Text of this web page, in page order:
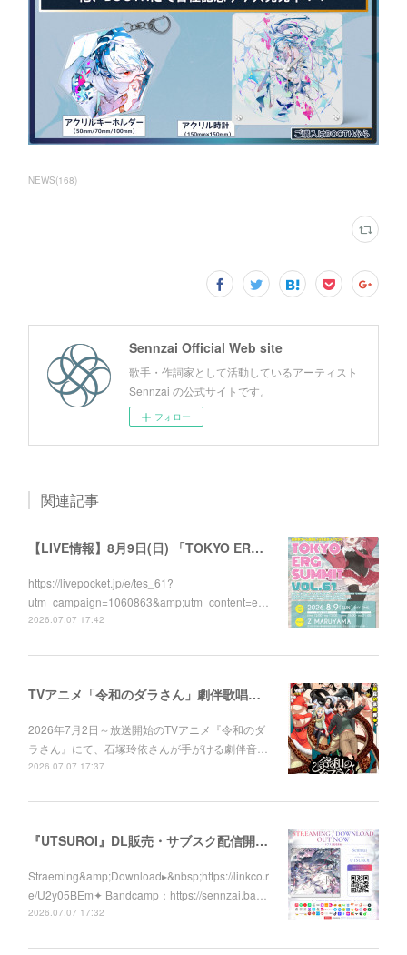
NEWS(168)
Sennzai Official Web site
歌手・作詞家として活動しているアーティスト
Sennzai の公式サイトです。
フォロー
関連記事
【LIVE情報】8月9日(日) 「TOKYO ERG SUMMIT VOL.61」に出演します！
https://livepocket.jp/e/tes_61?
utm_campaign=1060863&amp;utm_content=e…
2026.07.07 17:42
TVアニメ「令和のダラさん」劇伴歌唱しました！
2026年7月2日～放送開始のTVアニメ『令和のダ
ラさん』にて、石塚玲依さんが手がける劇伴音…
2026.07.07 17:37
『UTSUROI』DL販売・サブスク配信開始！
Straeming&amp;Download▸&nbsp;https://linkco.r
e/U2y05BEm✦ Bandcamp：https://sennzai.ba…
2026.07.07 17:32